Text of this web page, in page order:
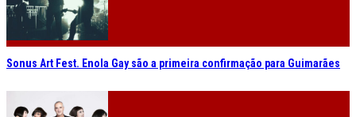
Sonus Art Fest. Enola Gay são a primeira confirmação para Guimarães